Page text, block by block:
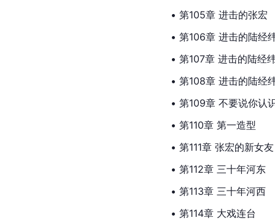
• 第105章 进击的张宏
• 第106章 进击的陆经
• 第107章 进击的陆经
• 第108章 进击的陆经
• 第109章 不要说你认
• 第110章 第一造型
• 第111章 张宏的新女友
• 第112章 三十年河东
• 第113章 三十年河西
• 第114章 大戏连台